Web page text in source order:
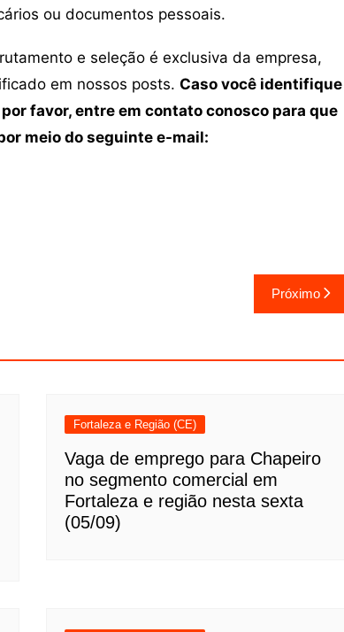
ou documentos pessoais.
e seleção é exclusiva da empresa,
em nossos posts. Caso você identifique
favor, entre em contato conosco para que
meio do seguinte e-mail:
Próximo
Fortaleza e Região (CE)
Vaga de emprego para Chapeiro
no segmento comercial em
Fortaleza e região nesta sexta
(05/09)